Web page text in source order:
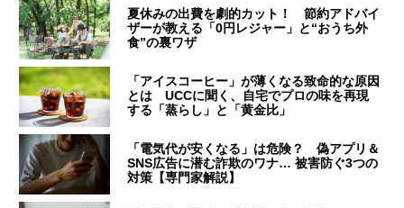
夏休みの出費を劇的カット！ 節約アドバイ
ザーが教える「0円レジャー」と“おうち外
食”の裏ワザ
「アイスコーヒー」が薄くなる致命的な原因
とは UCCに聞く、自宅でプロの味を再現
する「蒸らし」と「黄金比」
「電気代が安くなる」は危険？ 偽アプリ＆
SNS広告に潜む詐欺のワナ… 被害防ぐ3つの
対策【専門家解説】